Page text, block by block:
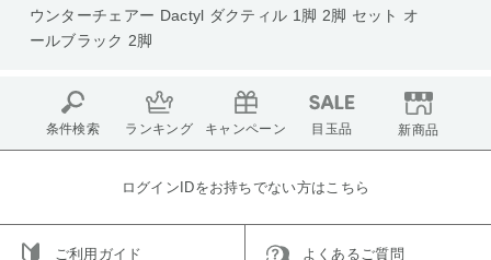
ウンターチェアー Dactyl ダクティル 1脚 2脚 セット オ
ールブラック 2脚
条件検索 ランキング キャンペーン 目玉品 新商品
ログインIDをお持ちでない方はこちら
ご利用ガイド よくあるご質問